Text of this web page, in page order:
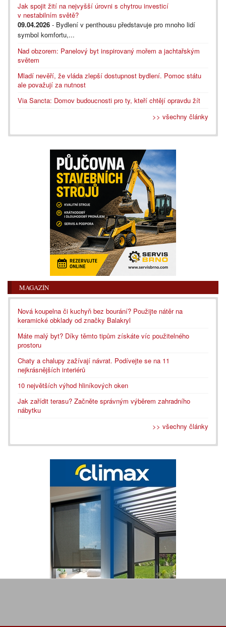
Jak spojit žití na nejvyšší úrovni s chytrou investicí
v nestabilním světě?
09.04.2026 - Bydlení v penthousu představuje pro mnoho lidí
symbol komfortu,...
Nad obzorem: Panelový byt inspirovaný mořem a jachtařským
světem
Mladí nevěří, že vláda zlepší dostupnost bydlení. Pomoc státu
ale považují za nutnost
Via Sancta: Domov budoucnosti pro ty, kteří chtějí opravdu žít
>> všechny články
MAGAZÍN
Nová koupelna či kuchyň bez bourání? Použijte nátěr na
keramické obklady od značky Balakryl
Máte malý byt? Díky těmto tipům získáte víc použitelného
prostoru
Chaty a chalupy zažívají návrat. Podívejte se na 11
nejkrásnějších interiérů
10 největších výhod hliníkových oken
Jak zařídit terasu? Začněte správným výběrem zahradního
nábytku
>> všechny články